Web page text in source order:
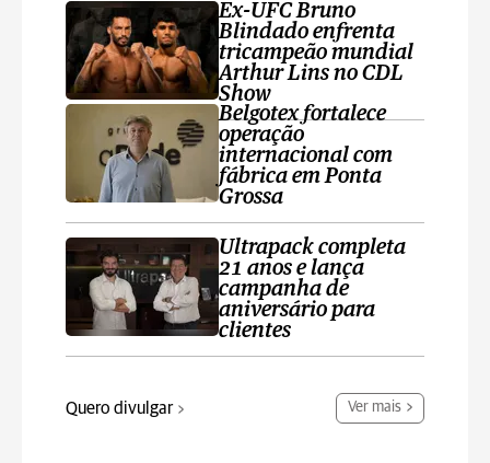
Ex-UFC Bruno
Blindado enfrenta
tricampeão mundial
Arthur Lins no CDL
Show
Belgotex fortalece
operação
internacional com
fábrica em Ponta
Grossa
Ultrapack completa
21 anos e lança
campanha de
aniversário para
clientes
Quero divulgar Ver mais